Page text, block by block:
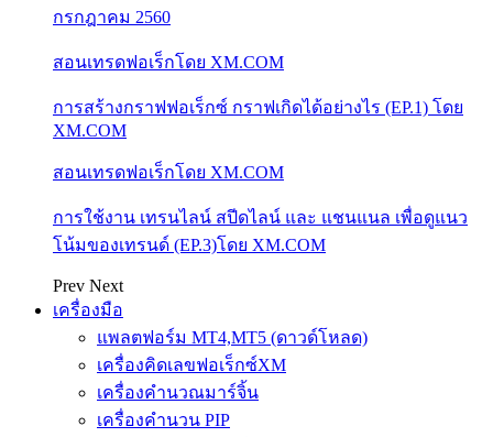
กรกฎาคม 2560
สอนเทรดฟอเร็กโดย XM.COM
การสร้างกราฟฟอเร็กซ์ กราฟเกิดได้อย่างไร (EP.1) โดย
XM.COM
สอนเทรดฟอเร็กโดย XM.COM
การใช้งาน เทรนไลน์ สปีดไลน์ และ แชนแนล เพื่อดูแนว
โน้มของเทรนด์ (EP.3)โดย XM.COM
Prev Next
เครื่องมือ
แพลตฟอร์ม MT4,MT5 (ดาวด์โหลด)
เครื่องคิดเลขฟอเร็กซ์XM
เครื่องคำนวณมาร์จิ้น
เครื่องคำนวน PIP